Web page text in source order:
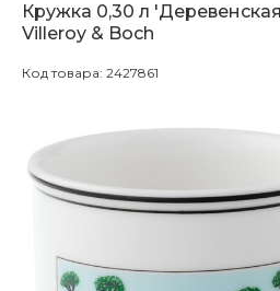
Кружка 0,30 л
Villeroy & Boch
Код товара: 2427861